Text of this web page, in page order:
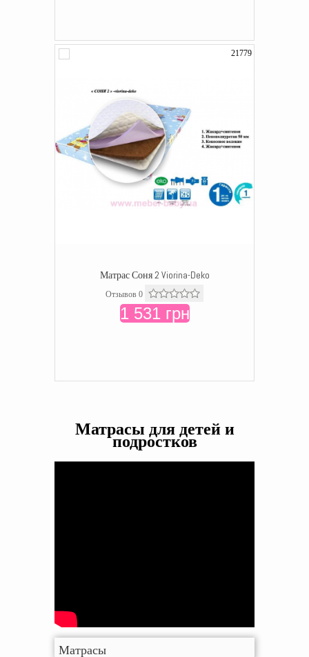
21779
Матрас Соня 2 Viorina-Deko
Отзывов 0
1 531 грн
Матрасы для детей и
подростков
Матрасы